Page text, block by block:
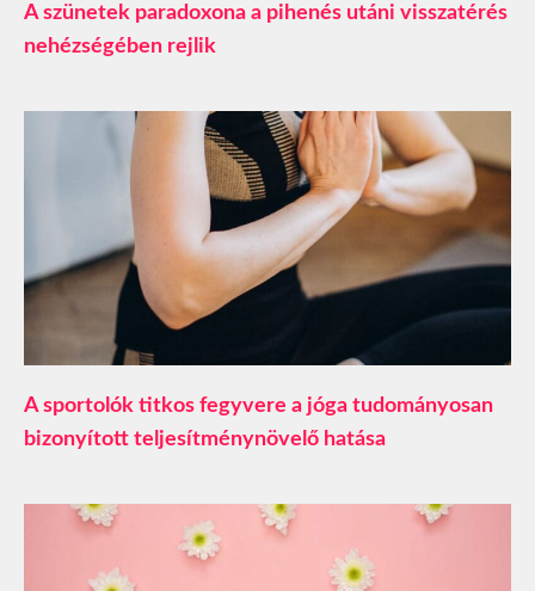
A szünetek paradoxona a pihenés utáni visszatérés
nehézségében rejlik
A sportolók titkos fegyvere a jóga tudományosan
bizonyított teljesítménynövelő hatása